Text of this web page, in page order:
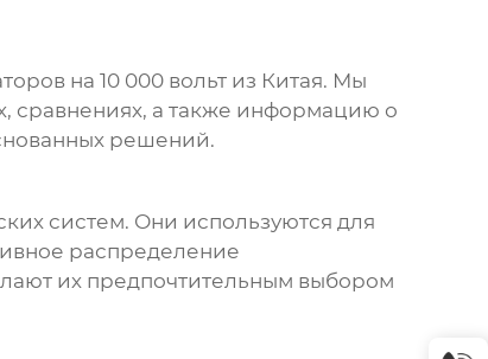
на 10 000 вольт из Китая. Мы
сравнениях, а также информацию о
решений.
систем. Они используются для
распределение
их предпочтительным выбором